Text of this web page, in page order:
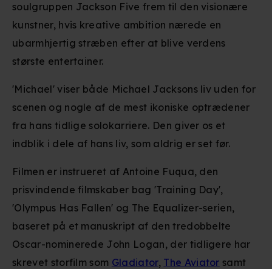
soulgruppen Jackson Five frem til den visionære
kunstner, hvis kreative ambition nærede en
ubarmhjertig stræben efter at blive verdens
største entertainer.
'Michael' viser både Michael Jacksons liv uden for
scenen og nogle af de mest ikoniske optrædener
fra hans tidlige solokarriere. Den giver os et
indblik i dele af hans liv, som aldrig er set før.
Filmen er instrueret af Antoine Fuqua, den
prisvindende filmskaber bag 'Training Day',
'Olympus Has Fallen' og The Equalizer-serien,
baseret på et manuskript af den tredobbelte
Oscar-nominerede John Logan, der tidligere har
skrevet storfilm som Gladiator, The Aviator samt